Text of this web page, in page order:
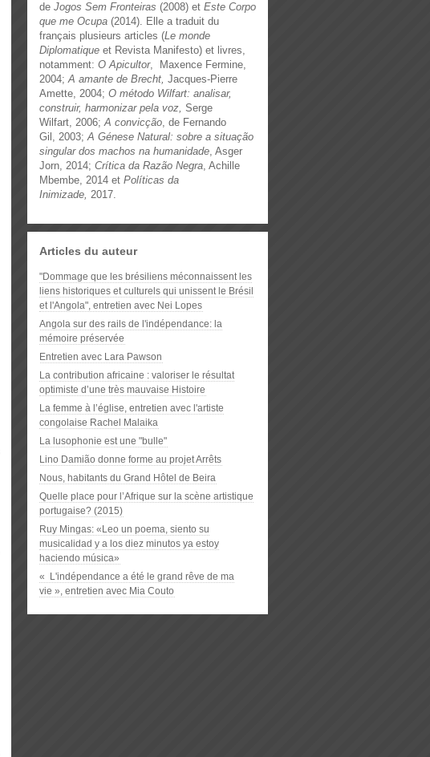
de Jogos Sem Fronteiras (2008) et Este Corpo
que me Ocupa (2014). Elle a traduit du
français plusieurs articles (Le monde
Diplomatique et Revista Manifesto) et livres,
notamment: O Apicultor, Maxence Fermine,
2004;A amante de Brecht, Jacques-Pierre
Amette, 2004; O método Wilfart: analisar,
construir, harmonizar pela voz, Serge
Wilfart, 2006;A convicção, de Fernando
Gil, 2003;A Génese Natural: sobre a situação
singular dos machos na humanidade, Asger
Jorn, 2014; Crítica da Razão Negra, Achille
Mbembe, 2014 et Políticas da
Inimizade, 2017.
Articles du auteur
"Dommage que les brésiliens méconnaissent les
liens historiques et culturels qui unissent le Brésil
et l'Angola", entretien avec Nei Lopes
Angola sur des rails de l'indépendance: la
mémoire préservée
Entretien avec Lara Pawson
La contribution africaine : valoriser le résultat
optimiste d’une très mauvaise Histoire
La femme à l’église, entretien avec l'artiste
congolaise Rachel Malaika
La lusophonie est une "bulle"
Lino Damião donne forme au projet Arrêts
Nous, habitants du Grand Hôtel de Beira
Quelle place pour l’Afrique sur la scène artistique
portugaise? (2015)
Ruy Mingas: «Leo un poema, siento su
musicalidad y a los diez minutos ya estoy
haciendo música»
« L'indépendance a été le grand rêve de ma
vie », entretien avec Mia Couto